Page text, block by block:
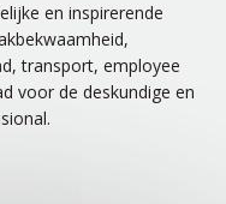
en inspirerende
transport, employee
voor de deskundige en